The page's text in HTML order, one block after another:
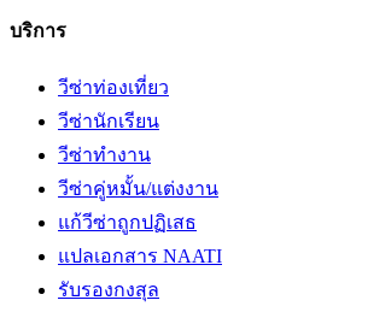
บริการ
วีซ่าท่องเที่ยว
วีซ่านักเรียน
วีซ่าทำงาน
วีซ่าคู่หมั้น/แต่งงาน
แก้วีซ่าถูกปฏิเสธ
แปลเอกสาร NAATI
รับรองกงสุล